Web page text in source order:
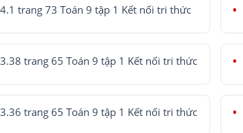
trang 73 Toán 9 tập 1 Kết nối tri thức
trang 65 Toán 9 tập 1 Kết nối tri thức
trang 65 Toán 9 tập 1 Kết nối tri thức